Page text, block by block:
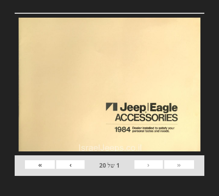
«
‹
1 של20
›
»